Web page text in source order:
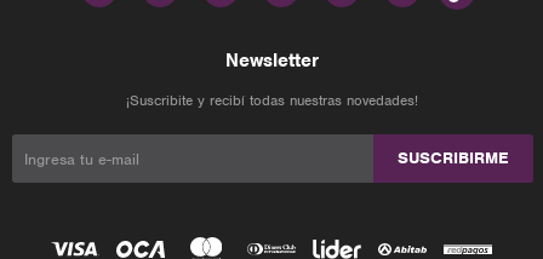
Newsletter
¡Suscribite y recibí todas nuestras novedades!
SUSCRIBIRME